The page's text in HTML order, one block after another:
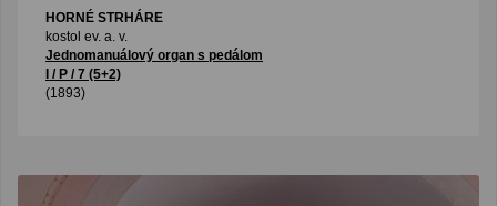
HORNÉ STRHÁRE
kostol ev. a. v.
Jednomanuálový organ s pedálom
I / P / 7 (5+2)
(1893)